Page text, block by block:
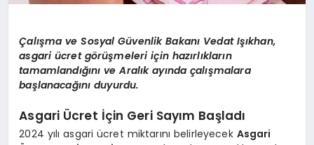
EĞITIM
OTOMOBIL
Çalışma ve Sosyal Güvenlik Bakanı Vedat Işıkhan,
asgari ücret görüşmeleri için hazırlıkların
tamamlandığını ve Aralık ayında çalışmalara
başlanacağını duyurdu.
Asgari Ücret İçin Geri Sayım Başladı
2024 yılı asgari ücret miktarını belirleyecek Asgari